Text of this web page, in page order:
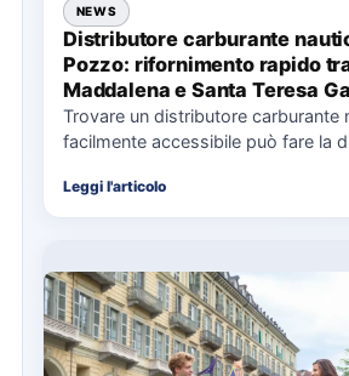
NEWS
Distributore carburante
Pozzo: rifornimento rapido
Maddalena e Santa Teresa
Trovare un distributore carburante
facilmente accessibile può fare la
soprattutto…
Leggi l'articolo